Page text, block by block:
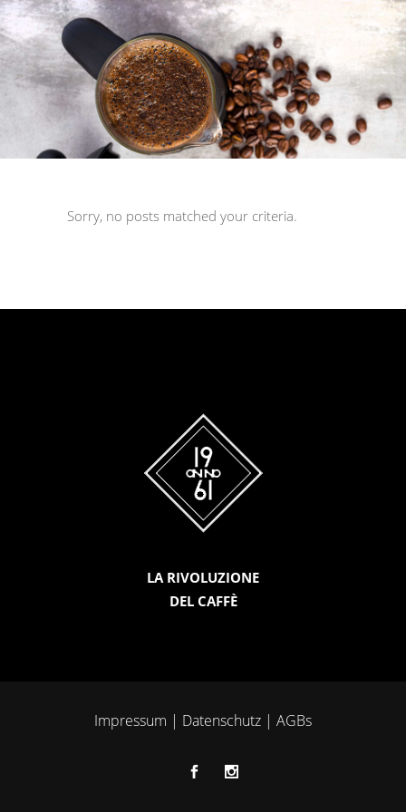
Sorry, no posts matched your criteria.
LA RIVOLUZIONE
DEL CAFFÈ
Impressum | Datenschutz | AGBs